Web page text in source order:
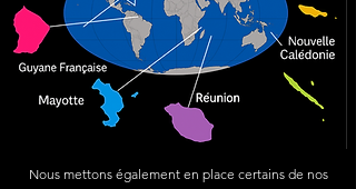
Nous mettons également en place certains de nos